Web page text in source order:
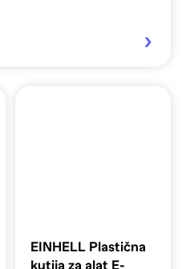
EINHELL Plastična
kutija za alat E-